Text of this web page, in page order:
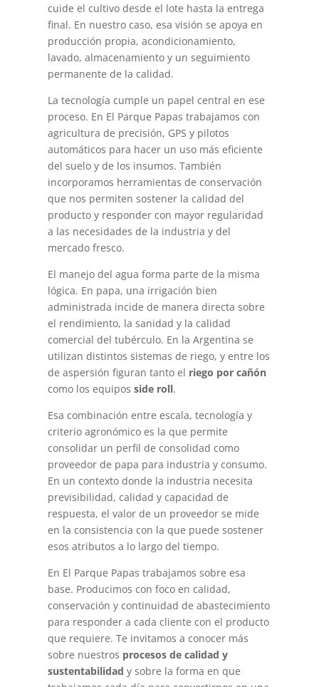
cuide el cultivo desde el lote hasta la entrega
final. En nuestro caso, esa visión se apoya en
producción propia, acondicionamiento,
lavado, almacenamiento y un seguimiento
permanente de la calidad.
La tecnología cumple un papel central en ese
proceso. En El Parque Papas trabajamos con
agricultura de precisión, GPS y pilotos
automáticos para hacer un uso más eficiente
del suelo y de los insumos. También
incorporamos herramientas de conservación
que nos permiten sostener la calidad del
producto y responder con mayor regularidad
a las necesidades de la industria y del
mercado fresco.
El manejo del agua forma parte de la misma
lógica. En papa, una irrigación bien
administrada incide de manera directa sobre
el rendimiento, la sanidad y la calidad
comercial del tubérculo. En la Argentina se
utilizan distintos sistemas de riego, y entre los
de aspersión figuran tanto el riego por cañón
como los equiposside roll.
Esa combinación entre escala, tecnología y
criterio agronómico es la que permite
consolidar un perfil de consolidad como
proveedor de papa para industria y consumo.
En un contexto donde la industria necesita
previsibilidad, calidad y capacidad de
respuesta, el valor de un proveedor se mide
en la consistencia con la que puede sostener
esos atributos a lo largo del tiempo.
En El Parque Papas trabajamos sobre esa
base. Producimos con foco en calidad,
conservación y continuidad de abastecimiento
para responder a cada cliente con el producto
que requiere. Te invitamos a conocer más
sobre nuestros procesos de calidad y
sustentabilidad y sobre la forma en que